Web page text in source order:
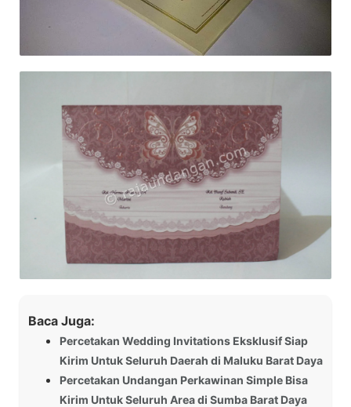
Baca Juga:
Percetakan Wedding Invitations Eksklusif Siap
Kirim Untuk Seluruh Daerah di Maluku Barat Daya
Percetakan Undangan Perkawinan Simple Bisa
Kirim Untuk Seluruh Area di Sumba Barat Daya